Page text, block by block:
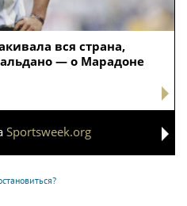
вся страна,
— о Марадоне
Sportsweek.org